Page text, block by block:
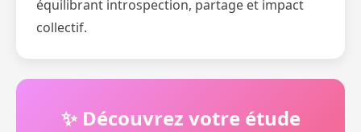
équilibrant introspection, partage et impact
collectif.
✨ Découvrez votre étude